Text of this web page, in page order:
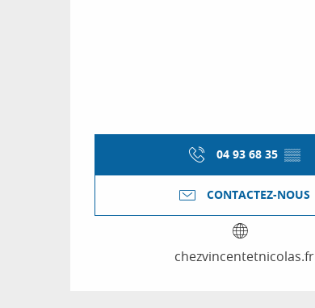
04 93 68 35 ▒▒
CONTACTEZ-NOUS
chezvincentetnicolas.fr